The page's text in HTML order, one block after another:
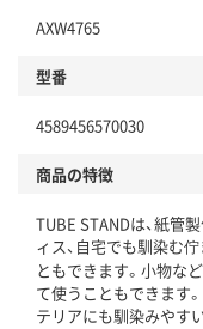
AXW4765
型番
4589456570030
商品の特徴
TUBE STANDは、紙管
ィス、自宅でも馴染む
ともできます。小物な
て使うこともできます
テリアにも馴染みやす